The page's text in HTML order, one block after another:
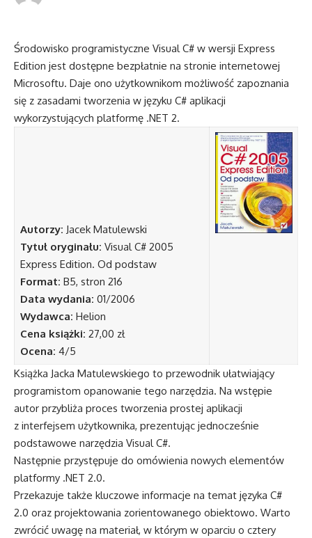
Środowisko programistyczne Visual C# w wersji Express
Edition jest dostępne bezpłatnie na stronie internetowej
Microsoftu. Daje ono użytkownikom możliwość zapoznania
się z zasadami tworzenia w języku C# aplikacji
wykorzystujących platformę .NET 2.
Autorzy: Jacek Matulewski
Tytuł oryginału: Visual C# 2005
Express Edition. Od podstaw
Format: B5, stron 216
Data wydania: 01/2006
Wydawca: Helion
Cena książki: 27,00 zł
Ocena: 4/5
Książka Jacka Matulewskiego to przewodnik ułatwiający
programistom opanowanie tego narzędzia. Na wstępie
autor przybliża proces tworzenia prostej aplikacji
z interfejsem użytkownika, prezentując jednocześnie
podstawowe narzędzia Visual C#.
Następnie przystępuje do omówienia nowych elementów
platformy .NET 2.0.
Przekazuje także kluczowe informacje na temat języka C#
2.0 oraz projektowania zorientowanego obiektowo. Warto
zwrócić uwagę na materiał, w którym w oparciu o cztery